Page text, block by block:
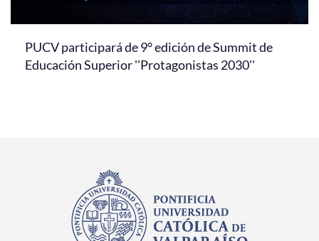
PUCV participará de 9° edición de Summit de
Educación Superior ''Protagonistas 2030''